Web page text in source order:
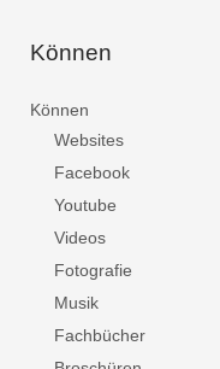
Können
Können
Websites
Facebook
Youtube
Videos
Fotografie
Musik
Fachbücher